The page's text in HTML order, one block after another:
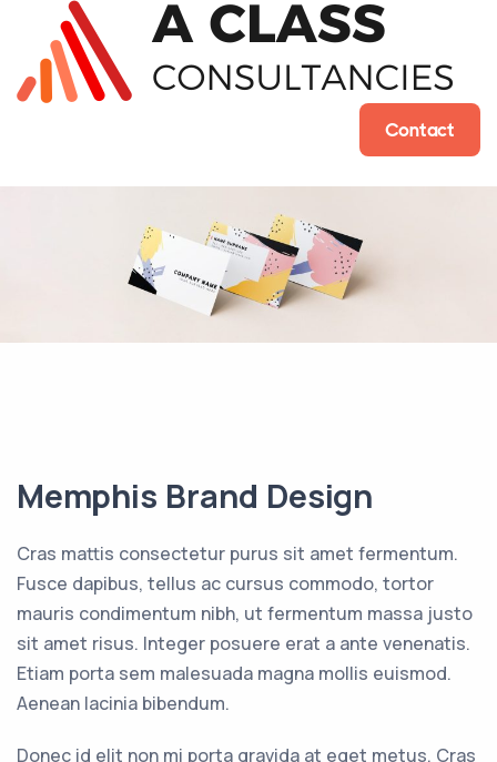
Contact
Memphis Brand Design
Cras mattis consectetur purus sit amet fermentum.
Fusce dapibus, tellus ac cursus commodo, tortor
mauris condimentum nibh, ut fermentum massa justo
sit amet risus. Integer posuere erat a ante venenatis.
Etiam porta sem malesuada magna mollis euismod.
Aenean lacinia bibendum.
Donec id elit non mi porta gravida at eget metus. Cras